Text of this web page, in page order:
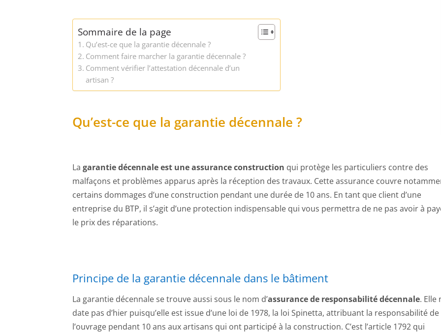
Sommaire de la page
Qu’est-ce que la garantie décennale ?
Comment faire marcher la garantie décennale ?
Comment vérifier l’attestation décennale d’un
artisan ?
Qu’est-ce que la garantie décennale ?
La garantie décennale est une assurance construction qui protège les particuliers contre des
malfaçons et problèmes apparus après la réception des travaux. Cette assurance couvre
certains dommages d’une construction pendant une durée de 10 ans. En tant que client d’une
entreprise du BTP, il s’agit d’une protection indispensable qui vous permettra de ne pas avoir à
le prix des réparations.
Principe de la garantie décennale dans le bâtiment
La garantie décennale se trouve aussi sous le nom d’assurance de responsabilité décennale. Elle
date pas d’hier puisqu’elle est issue d’une loi de 1978, la loi Spinetta, attribuant la responsabilité de
l’ouvrage pendant 10 ans aux artisans qui ont participé à la construction. C’est l’article 1792 qui